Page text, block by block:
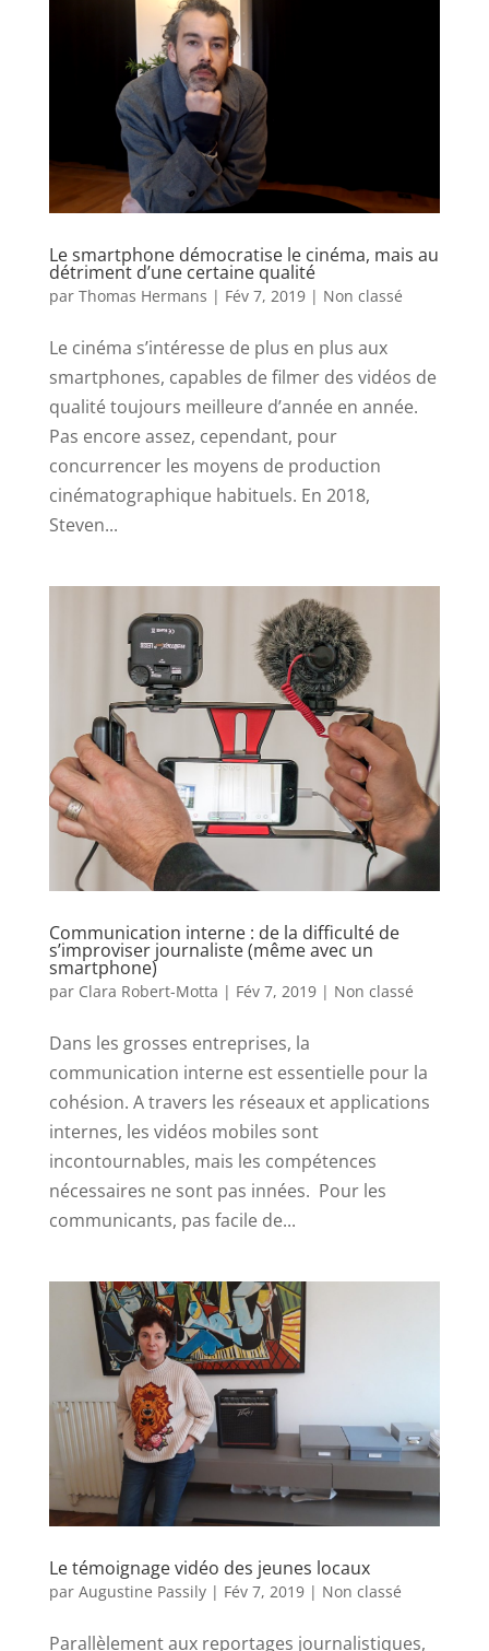
Le smartphone démocratise le cinéma, mais au
détriment d’une certaine qualité
par Thomas Hermans | Fév 7, 2019| Non classé
Le cinéma s’intéresse de plus en plus aux
smartphones, capables de filmer des vidéos de
qualité toujours meilleure d’année en année.
Pas encore assez, cependant, pour
concurrencer les moyens de production
cinématographique habituels. En 2018,
Steven...
Communication interne : de la difficulté de
s’improviser journaliste (même avec un
smartphone)
par Clara Robert-Motta | Fév 7, 2019| Non classé
Dans les grosses entreprises, la
communication interne est essentielle pour la
cohésion. A travers les réseaux et applications
internes, les vidéos mobiles sont
incontournables, mais les compétences
nécessaires ne sont pas innées. Pour les
communicants, pas facile de...
Le témoignage vidéo des jeunes locaux
par Augustine Passily| Fév 7, 2019| Non classé
Parallèlement aux reportages journalistiques,